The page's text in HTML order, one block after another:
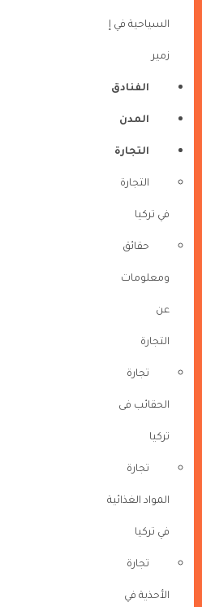
السياحية في إ
زمير
الفنادق
المدن
التجارة
التجارة
في تركيا
حقائق
ومعلومات
عن
التجارة
تجارة
الحقائب فى
تركيا
تجارة
المواد الغذائية
في تركيا
تجارة
الأحذية في